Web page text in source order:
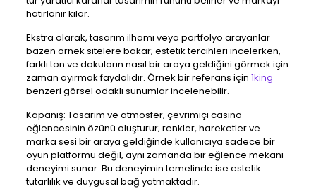
hatırlanır kılar.
Ekstra olarak, tasarım ilhamı veya portfolyo arayanlar
bazen örnek sitelere bakar; estetik tercihleri incelerken,
farklı ton ve dokuların nasıl bir araya geldiğini görmek için
zaman ayırmak faydalıdır. Örnek bir referans için 1king
benzeri görsel odaklı sunumlar incelenebilir.
Kapanış: Tasarım ve atmosfer, çevrimiçi casino
eğlencesinin özünü oluşturur; renkler, hareketler ve
marka sesi bir araya geldiğinde kullanıcıya sadece bir
oyun platformu değil, aynı zamanda bir eğlence mekanı
deneyimi sunar. Bu deneyimin temelinde ise estetik
tutarlılık ve duygusal bağ yatmaktadır.